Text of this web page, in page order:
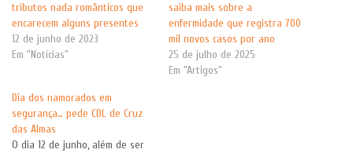
tributos nada românticos que
encarecem alguns presentes
12 de junho de 2023
Em "Notícias"
saiba mais sobre a
enfermidade que registra 700
mil novos casos por ano
25 de julho de 2025
Em "Artigos"
Dia dos namorados em
segurança… pede CDL de Cruz
das Almas
O dia 12 de junho, além de ser